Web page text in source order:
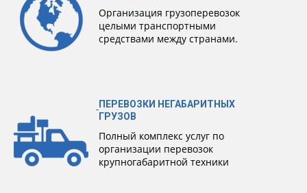
Организация грузоперевозок
целыми транспортными
средствами между странами.
ПЕРЕВОЗКИ НЕГАБАРИТНЫХ
ГРУЗОВ
Полный комплекс услуг по
организации перевозок
крупногабаритной техники